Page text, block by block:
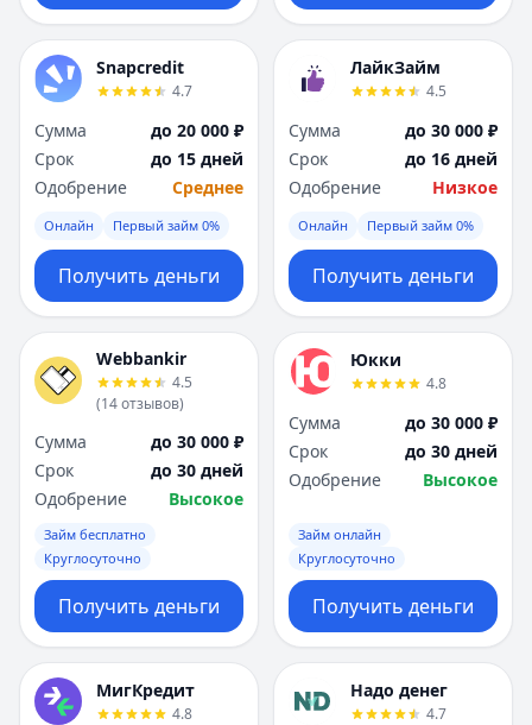
Snapcredit
4.7
Сумма
до 20 000 ₽
Срок
до 15 дней
Одобрение
Среднее
Онлайн Первый займ 0%
Получить деньги
ЛайкЗайм
4.5
Сумма
до 30 000 ₽
Срок
до 16 дней
Одобрение
Низкое
Онлайн Первый займ 0%
Получить деньги
Webbankir
4.5
(14отзывов)
Сумма
до 30 000 ₽
Срок
до 30 дней
Одобрение
Высокое
Займ бесплатно
Круглосуточно
Получить деньги
Юкки
4.8
Сумма
до 30 000 ₽
Срок
до 30 дней
Одобрение
Высокое
Займ онлайн
Круглосуточно
Получить деньги
МигКредит
4.8
Надо денег
4.7